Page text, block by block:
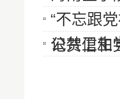
“不忘跟
记贺信和
公共卫生